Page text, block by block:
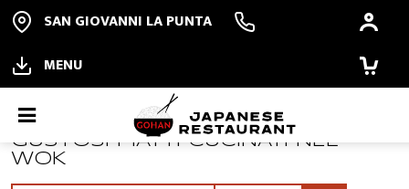
SAN GIOVANNI LA PUNTA
MENU
WOK 鍋を炒める
GUSTOSI PIATTI CUCINATI NEL
WOK